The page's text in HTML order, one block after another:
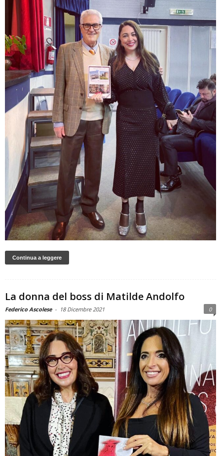
Continua a leggere
La donna del boss di Matilde Andolfo
Federico Ascolese - 18 Dicembre 2021 0